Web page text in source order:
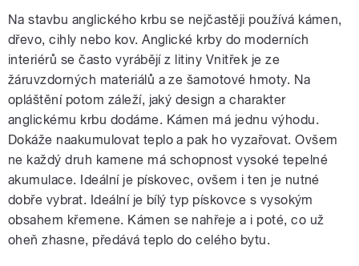
Na stavbu anglického krbu se nejčastěji používá kámen,
dřevo, cihly nebo kov. Anglické krby do moderních
interiérů se často vyrábějí z litiny Vnitřek je ze
žáruvzdorných materiálů a ze šamotové hmoty. Na
opláštění potom záleží, jaký design a charakter
anglickému krbu dodáme. Kámen má jednu výhodu.
Dokáže naakumulovat teplo a pak ho vyzařovat. Ovšem
ne každý druh kamene má schopnost vysoké tepelné
akumulace. Ideální je pískovec, ovšem i ten je nutné
dobře vybrat. Ideální je bílý typ pískovce s vysokým
obsahem křemene. Kámen se nahřeje a i poté, co už
oheň zhasne, předává teplo do celého bytu.